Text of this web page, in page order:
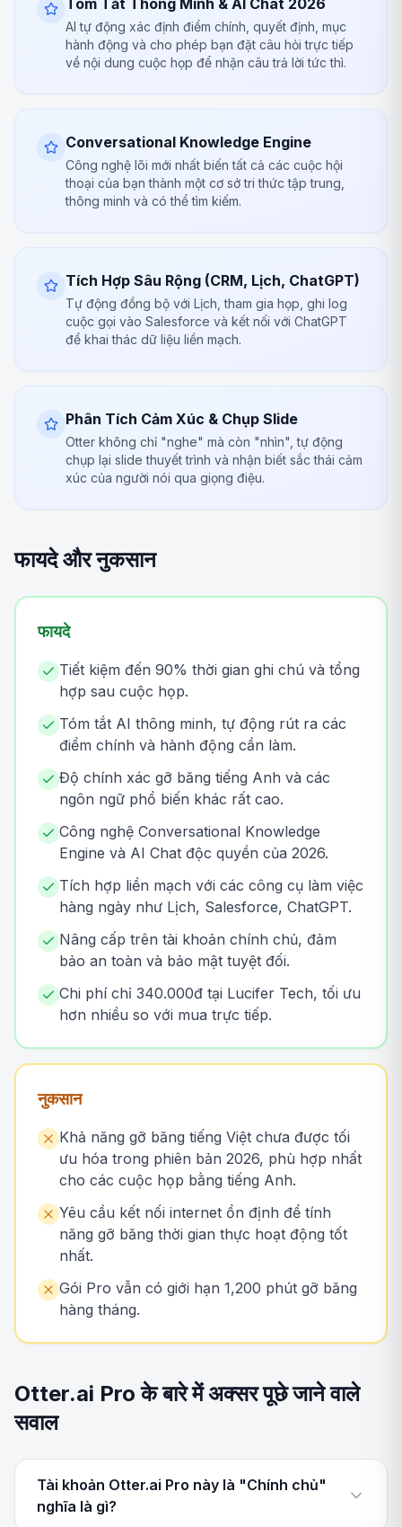
Tóm Tắt Thông Minh & AI Chat 2026
AI tự động xác định điểm chính, quyết định, mục
hành động và cho phép bạn đặt câu hỏi trực tiếp
về nội dung cuộc họp để nhận câu trả lời tức thì.
Conversational Knowledge Engine
Công nghệ lõi mới nhất biến tất cả các cuộc hội
thoại của bạn thành một cơ sở tri thức tập trung,
thông minh và có thể tìm kiếm.
Tích Hợp Sâu Rộng (CRM, Lịch, ChatGPT)
Tự động đồng bộ với Lịch, tham gia họp, ghi log
cuộc gọi vào Salesforce và kết nối với ChatGPT
để khai thác dữ liệu liền mạch.
Phân Tích Cảm Xúc & Chụp Slide
Otter không chỉ "nghe" mà còn "nhìn", tự động
chụp lại slide thuyết trình và nhận biết sắc thái cảm
xúc của người nói qua giọng điệu.
फायदे और नुकसान
फायदे
Tiết kiệm đến 90% thời gian ghi chú và tổng
hợp sau cuộc họp.
Tóm tắt AI thông minh, tự động rút ra các
điểm chính và hành động cần làm.
Độ chính xác gỡ băng tiếng Anh và các
ngôn ngữ phổ biến khác rất cao.
Công nghệ Conversational Knowledge
Engine và AI Chat độc quyền của 2026.
Tích hợp liền mạch với các công cụ làm việc
hàng ngày như Lịch, Salesforce, ChatGPT.
Nâng cấp trên tài khoản chính chủ, đảm
bảo an toàn và bảo mật tuyệt đối.
Chi phí chỉ 340.000đ tại Lucifer Tech, tối ưu
hơn nhiều so với mua trực tiếp.
नुकसान
Khả năng gỡ băng tiếng Việt chưa được tối
ưu hóa trong phiên bản 2026, phù hợp nhất
cho các cuộc họp bằng tiếng Anh.
Yêu cầu kết nối internet ổn định để tính
năng gỡ băng thời gian thực hoạt động tốt
nhất.
Gói Pro vẫn có giới hạn 1,200 phút gỡ băng
hàng tháng.
Otter.ai Pro के बारे में अक्सर पूछे जाने वाले
सवाल
Tài khoản Otter.ai Pro này là "Chính chủ"
nghĩa là gì?